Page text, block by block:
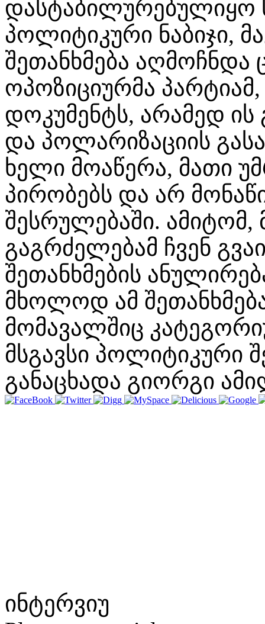
დასტაბილურებულიყო
პოლიტიკური ნაბიჯი,
შეთანხმება
ოპოზიციურმა
დოკუმენტს, არამედ ის
და პოლარიზაციის
ხელი მოაწერა, მათი
პირობებს და არ
შესრულებაში. ამიტომ,
გაგრძელებამ ჩვენ
შეთანხმების
მხოლოდ ამ
მომავალშიც
მსგავსი პოლიტიკური
განაცხადა გიორგი
ინტერვიუ